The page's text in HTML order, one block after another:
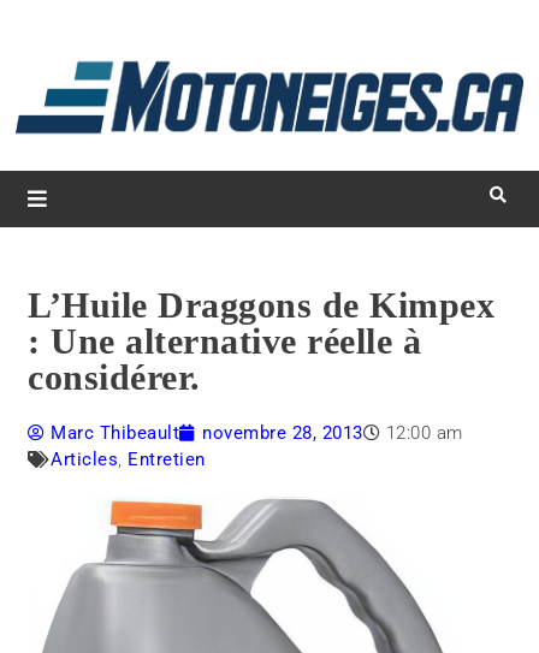
Magazine Motoneiges.ca
L’Huile Draggons de Kimpex
: Une alternative réelle à
considérer.
Marc Thibeault novembre 28, 2013
12:00 am
Articles, Entretien